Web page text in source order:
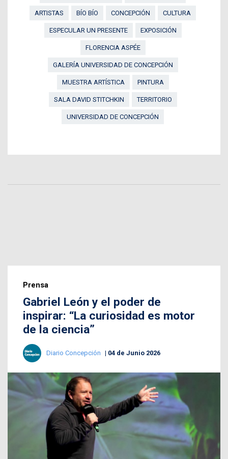
ARTISTAS BÍO BÍO CONCEPCIÓN CULTURA
ESPECULAR UN PRESENTE EXPOSICIÓN
FLORENCIA ASPÉE
GALERÍA UNIVERSIDAD DE CONCEPCIÓN
MUESTRA ARTÍSTICA PINTURA
SALA DAVID STITCHKIN TERRITORIO
UNIVERSIDAD DE CONCEPCIÓN
Prensa
Gabriel León y el poder de
inspirar: “La curiosidad es motor
de la ciencia”
Diario Concepción 04 de Junio 2026